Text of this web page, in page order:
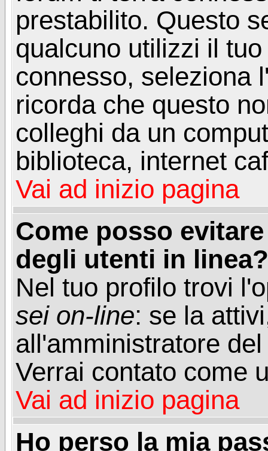
prestabilito. Questo
qualcuno utilizzi il
connesso, seleziona
ricorda che questo
colleghi da un
biblioteca, internet
Vai ad inizio pagina
Come posso
degli utenti in linea?
Nel tuo profilo trovi
sei on-line: se la
all'amministratore
Verrai contato come
Vai ad inizio pagina
Ho perso la mia